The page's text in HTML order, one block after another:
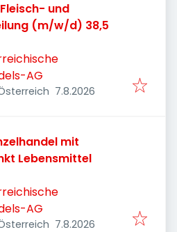
und
(m/w/d) 38,5
AG
Veröffentlicht
7.8.2026
mit
Lebensmittel
AG
Veröffentlicht
7.8.2026